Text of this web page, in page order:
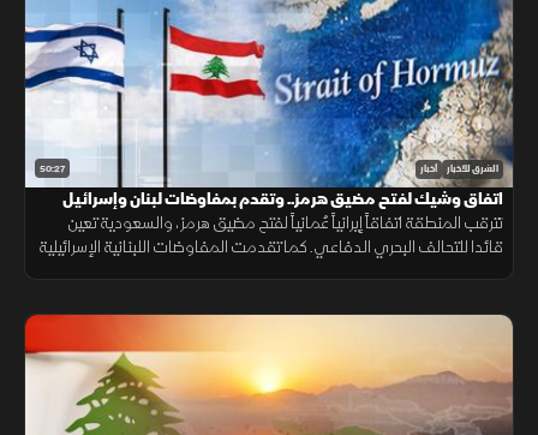
50:27 الشرق للأخبار أخبار
اتفاق وشيك لفتح مضيق هرمز.. وتقدم بمفاوضات لبنان وإسرائيل
تترقب المنطقة اتفاقاً إيرانياً عُمانياً لفتح مضيق هرمز، والسعودية تعين
قائدا للتحالف البحري الدفاعي. كما تقدمت المفاوضات اللبنانية الإسرائيلية